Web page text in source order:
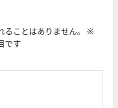
ことはありません。
※
です